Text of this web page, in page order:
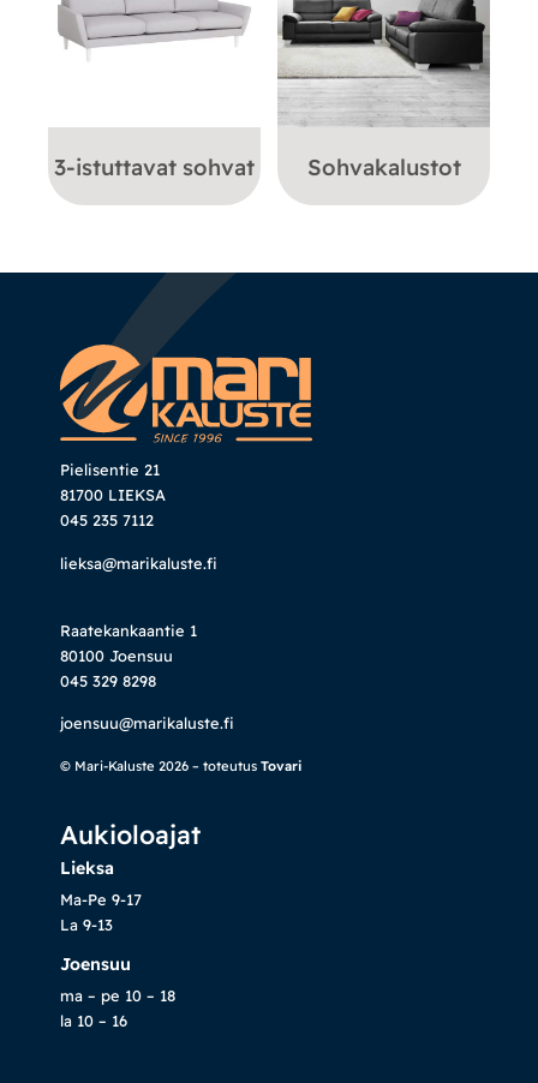
3-istuttavat sohvat Sohvakalustot
Pielisentie 21
81700 LIEKSA
045 235 7112
lieksa@marikaluste.fi
Raatekankaantie 1
80100 Joensuu
045 329 8298
joensuu@marikaluste.fi
© Mari-Kaluste 2026 – toteutus Tovari
Aukioloajat
Lieksa
Ma-Pe 9-17
La 9-13
Joensuu
ma – pe 10 – 18
la 10 – 16